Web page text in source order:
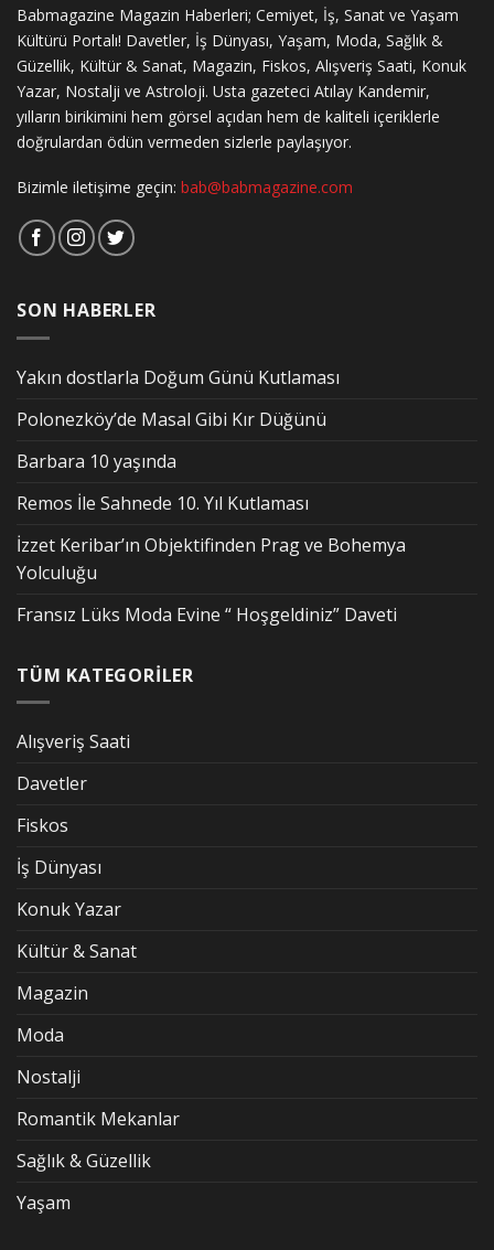
Babmagazine Magazin Haberleri; Cemiyet, İş, Sanat ve Yaşam
Kültürü Portalı! Davetler, İş Dünyası, Yaşam, Moda, Sağlık &
Güzellik, Kültür & Sanat, Magazin, Fiskos, Alışveriş Saati, Konuk
Yazar, Nostalji ve Astroloji. Usta gazeteci Atılay Kandemir,
yılların birikimini hem görsel açıdan hem de kaliteli içeriklerle
doğrulardan ödün vermeden sizlerle paylaşıyor.
Bizimle iletişime geçin: bab@babmagazine.com
SON HABERLER
Yakın dostlarla Doğum Günü Kutlaması
Polonezköy’de Masal Gibi Kır Düğünü
Barbara 10 yaşında
Remos İle Sahnede 10. Yıl Kutlaması
İzzet Keribar’ın Objektifinden Prag ve Bohemya
Yolculuğu
Fransız Lüks Moda Evine “ Hoşgeldiniz” Daveti
TÜM KATEGORİLER
Alışveriş Saati
Davetler
Fiskos
İş Dünyası
Konuk Yazar
Kültür & Sanat
Magazin
Moda
Nostalji
Romantik Mekanlar
Sağlık & Güzellik
Yaşam